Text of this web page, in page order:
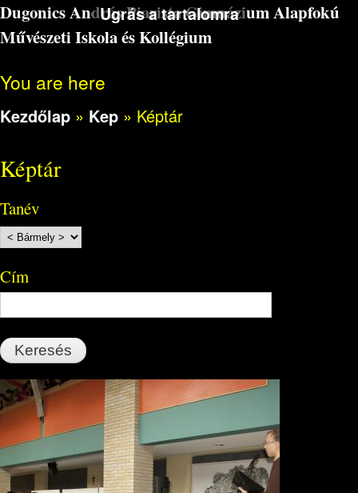
Ugrás a tartalomra
Dugonics András Piarista Gimnázium Alapfokú
Művészeti Iskola és Kollégium
You are here
Kezdőlap » Kep » Képtár
Képtár
Tanév
Cím